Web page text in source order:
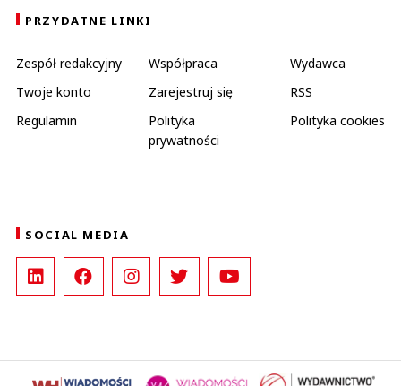
PRZYDATNE LINKI
Zespół redakcyjny Współpraca
Wydawca
Twoje konto
Zarejestruj się
RSS
Regulamin
Polityka
prywatności
Polityka cookies
SOCIAL MEDIA